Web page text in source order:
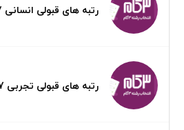
رتبه های قبولی انسانی 97
رتبه های قبولی تجربی 97